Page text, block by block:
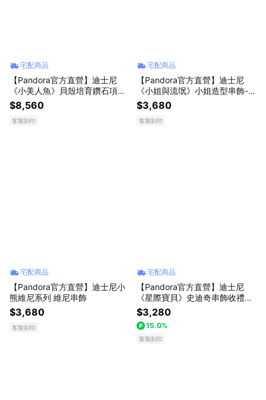
宅配商品
【Pandora官方直營】迪士尼
《小美人魚》貝殼培育鑽石項鏈
珠寶盒組
$8,560
客製刻印
宅配商品
【Pandora官方直營】迪士尼
《小姐與流氓》小姐造型串飾-鍍
14k金
$3,680
客製刻印
宅配商品
【Pandora官方直營】迪士尼小
熊維尼系列 維尼串飾
$3,680
客製刻印
宅配商品
【Pandora官方直營】迪士尼
《星際寶貝》史迪奇串飾收禮人
任選
$3,280
15.0%
客製刻印